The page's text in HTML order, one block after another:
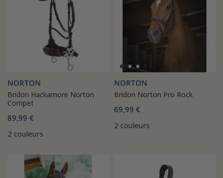
NORTON
Bridon Hackamore Norton
Compet
89,99 €
2 couleurs
NORTON
Bridon Norton Pro Rock
69,99 €
2 couleurs